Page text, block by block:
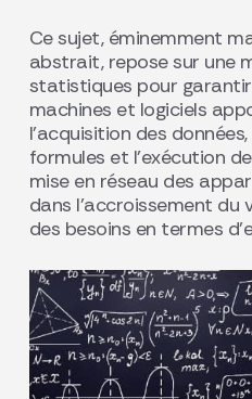
Ce sujet, éminemment
abstrait, repose sur une
statistiques pour
machines et logiciels
l’acquisition des
formules et l’exécution
mise en réseau des
dans l’accroissement du
des besoins en termes